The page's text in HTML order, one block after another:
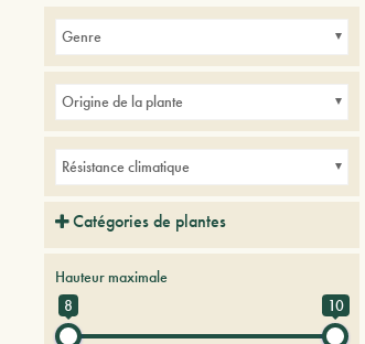
Genre
Origine de la plante
Résistance climatique
Catégories de plantes
Hauteur maximale
8
10